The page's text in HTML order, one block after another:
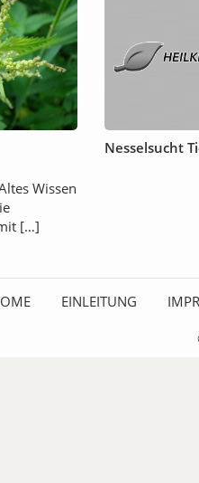
Wissen
[…]
Nesselsucht
EINLEITUNG